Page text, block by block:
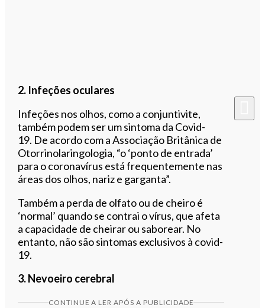
2. Infeções oculares
Infeções nos olhos, como a conjuntivite,
também podem ser um sintoma da Covid-
19. De acordo com a Associação Britânica de
Otorrinolaringologia, “o ‘ponto de entrada’
para o coronavírus está frequentemente nas
áreas dos olhos, nariz e garganta”.
Também a perda de olfato ou de cheiro é
‘normal’ quando se contrai o vírus, que afeta
a capacidade de cheirar ou saborear. No
entanto, não são sintomas exclusivos à covid-
19.
3. Nevoeiro cerebral
CONTINUE A LER APÓS A PUBLICIDADE